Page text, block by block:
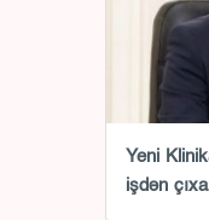
Yeni
işdən